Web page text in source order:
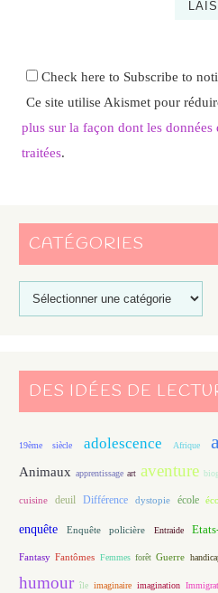
Check here to Subscribe to
Ce site utilise Akismet pour
plus sur la façon dont les
traitées.
CATÉGORIES
DES IDÉES DE
19ème siècle adolescence Afrique
Animaux apprentissage art aventure
cuisine deuil Différence dystopie école
enquête Enquête policière Entraide
Fantasy Fantômes Femmes forêt Guerre
humour île imaginaire imagination